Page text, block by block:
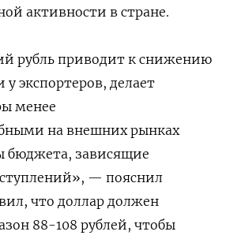
активности в стране.
рубль приводит к снижению
экспортеров, делает
менее
на внешних рынках
бюджета, зависящие
— пояснил
что доллар должен
88-108 рублей, чтобы